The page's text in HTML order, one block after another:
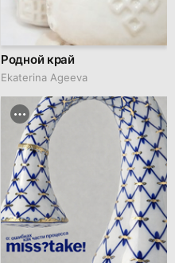
Родной край
Ekaterina Ageeva